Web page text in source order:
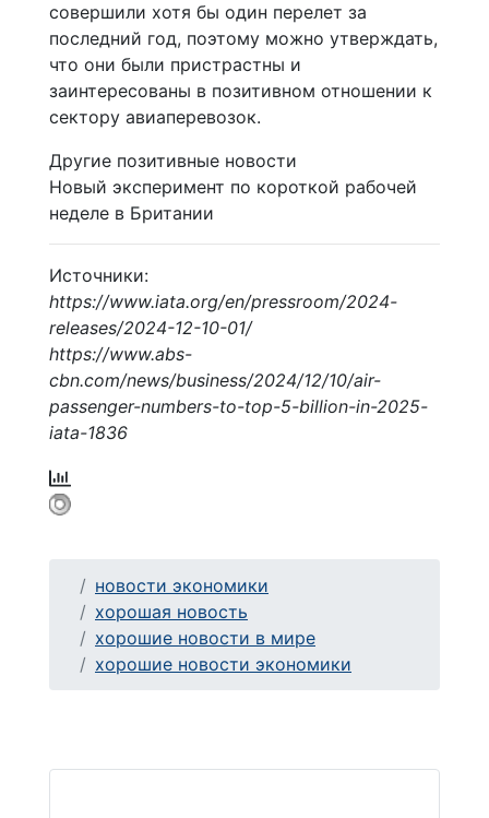
совершили хотя бы один перелет за
последний год, поэтому можно утверждать,
что они были пристрастны и
заинтересованы в позитивном отношении к
сектору авиаперевозок.
Другие позитивные новости
Новый эксперимент по короткой рабочей
неделе в Британии
Источники:
https://www.iata.org/en/pressroom/2024-
releases/2024-12-10-01/
https://www.abs-
cbn.com/news/business/2024/12/10/air-
passenger-numbers-to-top-5-billion-in-2025-
iata-1836
новости экономики
хорошая новость
хорошие новости в мире
хорошие новости экономики